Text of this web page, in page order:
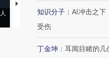
【推广】走进第四届链博
会，让数智科技“链”接产
【特
知识分子 ： AI冲击之下
受伤
丁金坤 ： 耳闻目睹的几